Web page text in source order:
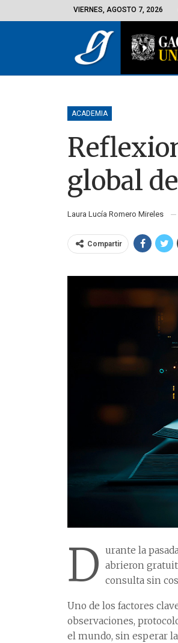
VIERNES, AGOSTO 7, 2026
ACADEMIA
global
Laura Lucía Romero Mireles
Compartir
D
urante la
abrieron
consulta sin
Uno de los factores
observaciones,
el mundo, sin esperar